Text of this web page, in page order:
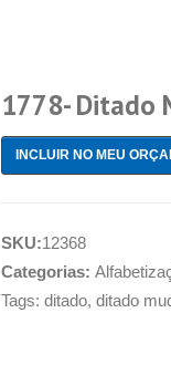
1778- Ditado
INCLUIR NO MEU
SKU:12368
Categorias:
Tags: ditado, ditado